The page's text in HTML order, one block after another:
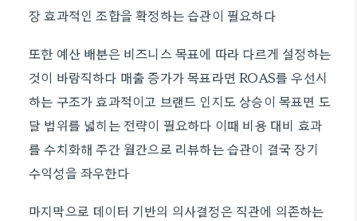
장 효과적인 조합을 확정하는 습관이 필요하다
또한 예산 배분은 비즈니스 목표에 따라 다르게 설정하는
것이 바람직하다 매출 증가가 목표라면 ROAS를 우선시
하는 구조가 효과적이고 브랜드 인지도 상승이 목표면 도
달 범위를 넓히는 전략이 필요하다 이때 비용 대비 효과
를 수치화해 주간 월간으로 리뷰하는 습관이 결국 장기
수익성을 좌우한다
마지막으로 데이터 기반의 의사결정은 직관에 의존하는